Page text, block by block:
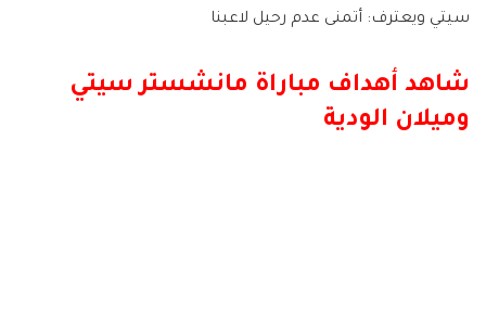
سيتي ويعترف: أتمنى عدم رحيل لاعبنا
شاهد أهداف مباراة مانشستر سيتي
وميلان الودية